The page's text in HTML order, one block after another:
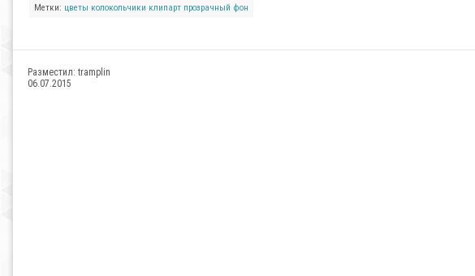
Метки: цветы колокольчики клипарт прозрачный фон
Разместил: tramplin
06.07.2015